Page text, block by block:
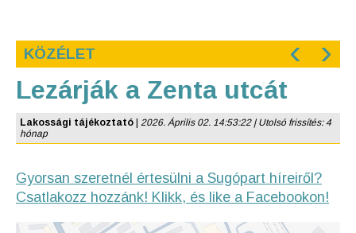
KÖZÉLET ‹ ›
Lezárják a Zenta utcát
Lakossági tájékoztató
2026. Április 02. 14:53:22 | Utolsó frissítés: 4
hónap
Gyorsan szeretnél értesülni a Sugópart híreiről?
Csatlakozz hozzánk! Klikk, és like a Facebookon!